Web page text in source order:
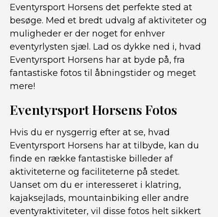
Eventyrsport Horsens det perfekte sted at
besøge. Med et bredt udvalg af aktiviteter og
muligheder er der noget for enhver
eventyrlysten sjæl. Lad os dykke ned i, hvad
Eventyrsport Horsens har at byde på, fra
fantastiske fotos til åbningstider og meget
mere!
Eventyrsport Horsens Fotos
Hvis du er nysgerrig efter at se, hvad
Eventyrsport Horsens har at tilbyde, kan du
finde en række fantastiske billeder af
aktiviteterne og faciliteterne på stedet.
Uanset om du er interesseret i klatring,
kajaksejlads, mountainbiking eller andre
eventyraktiviteter, vil disse fotos helt sikkert